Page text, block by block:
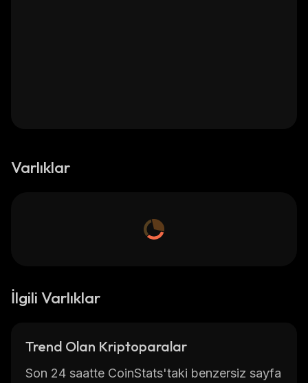
Varlıklar
İlgili Varlıklar
Trend Olan Kriptoparalar
Son 24 saatte CoinStats'taki benzersiz sayfa